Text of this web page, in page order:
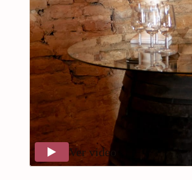
Ver video